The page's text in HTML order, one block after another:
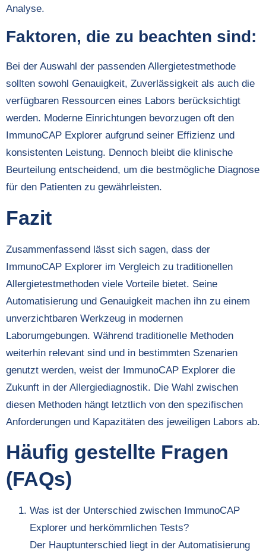
Analyse.
Faktoren, die zu beachten sind:
Bei der Auswahl der passenden Allergietestmethode
sollten sowohl Genauigkeit, Zuverlässigkeit als auch die
verfügbaren Ressourcen eines Labors berücksichtigt
werden. Moderne Einrichtungen bevorzugen oft den
ImmunoCAP Explorer aufgrund seiner Effizienz und
konsistenten Leistung. Dennoch bleibt die klinische
Beurteilung entscheidend, um die bestmögliche Diagnose
für den Patienten zu gewährleisten.
Fazit
Zusammenfassend lässt sich sagen, dass der
ImmunoCAP Explorer im Vergleich zu traditionellen
Allergietestmethoden viele Vorteile bietet. Seine
Automatisierung und Genauigkeit machen ihn zu einem
unverzichtbaren Werkzeug in modernen
Laborumgebungen. Während traditionelle Methoden
weiterhin relevant sind und in bestimmten Szenarien
genutzt werden, weist der ImmunoCAP Explorer die
Zukunft in der Allergiediagnostik. Die Wahl zwischen
diesen Methoden hängt letztlich von den spezifischen
Anforderungen und Kapazitäten des jeweiligen Labors ab.
Häufig gestellte Fragen
(FAQs)
Was ist der Unterschied zwischen ImmunoCAP
Explorer und herkömmlichen Tests?
Der Hauptunterschied liegt in der Automatisierung